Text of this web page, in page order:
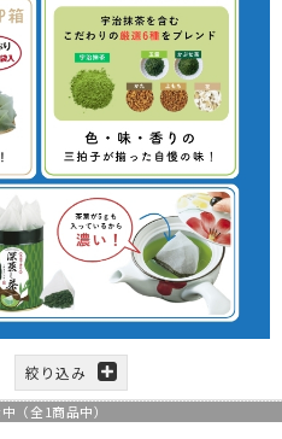
絞り込み
（全 1商品中）